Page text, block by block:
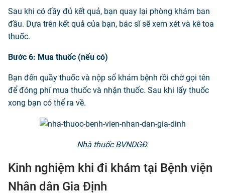
Sau khi có đầy đủ kết quả, bạn quay lại phòng khám ban
đầu. Dựa trên kết quả của bạn, bác sĩ sẽ xem xét và kê toa
thuốc.
Bước 6: Mua thuốc (nếu có)
Bạn đến quầy thuốc và nộp sổ khám bệnh rồi chờ gọi tên
để đóng phí mua thuốc và nhận thuốc. Sau khi lấy thuốc
xong bạn có thể ra về.
Nhà thuốc BVNDGĐ.
Kinh nghiệm khi đi khám tại Bệnh viện
Nhân dân Gia Định